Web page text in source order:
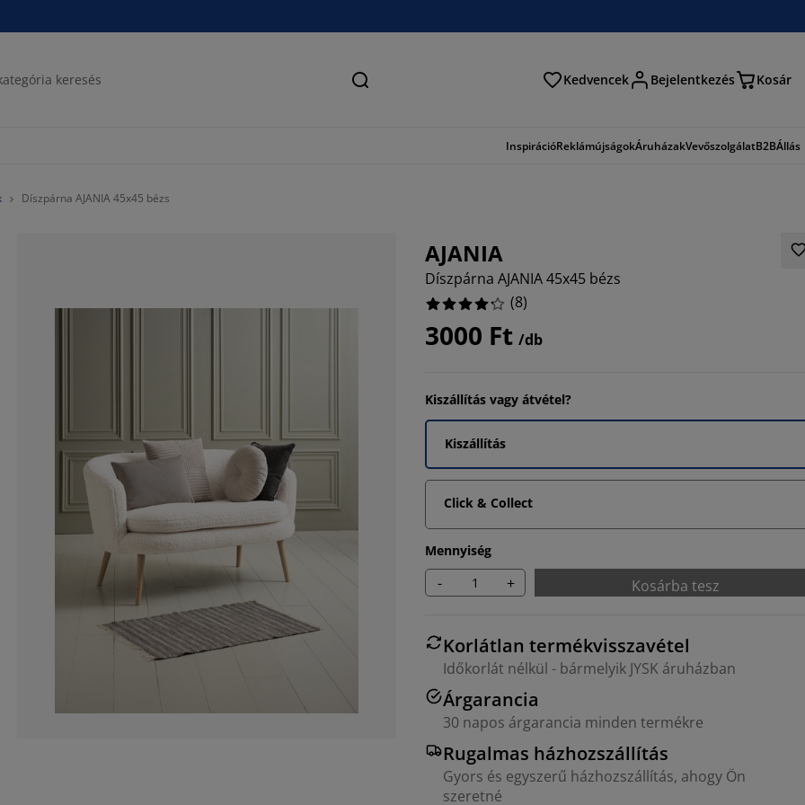
Keresés Kedvencek Bejelentkezés Kosár
InspirációReklámújságokÁruházakVevőszolgálatB2BÁllás
Díszpárna AJANIA 45x45 bézs
AJANIA
Díszpárna AJANIA 45x45 bézs
(8)
3000 Ft /db
Kiszállítás vagy átvétel?
Kiszállítás
Click & Collect
Mennyiség
- + Kosárba tesz
Korlátlan termékvisszavétel
Időkorlát nélkül - bármelyik JYSK áruházban
Árgarancia
30 napos árgarancia minden termékre
Rugalmas házhozszállítás
Gyors és egyszerű házhozszállítás, ahogy Ön
szeretné